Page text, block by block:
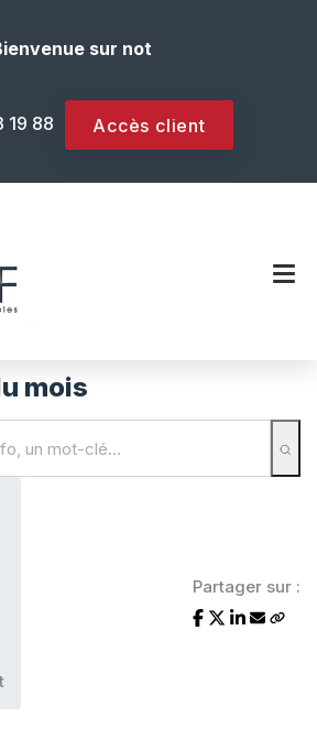
sur notre site internet !
19 88 Accès client
mois
Partager sur :